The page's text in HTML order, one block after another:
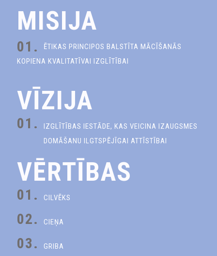
MISIJA
01.
ĒTIKAS PRINCIPOS BALSTĪTA MĀCĪŠANĀS
KOPIENA KVALITATĪVAI IZGLĪTĪBAI
VĪZIJA
01.
IZGLĪTĪBAS IESTĀDE, KAS VEICINA IZAUGSMES
DOMĀŠANU ILGTSPĒJĪGAI ATTĪSTĪBAI
VĒRTĪBAS
01. CILVĒKS
02. CIEŅA
03. GRIBA